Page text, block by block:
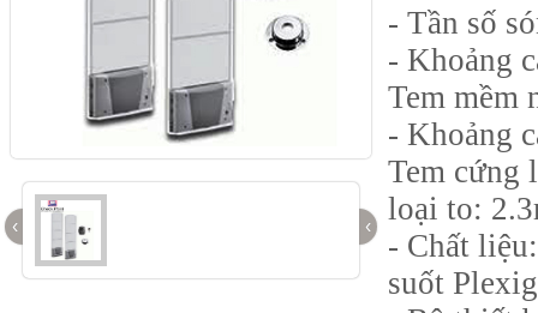
‹ ‹
- Tần số
- Khoảng
Tem mềm
- Khoảng
Tem cứng
loại to:
- Chất
suốt